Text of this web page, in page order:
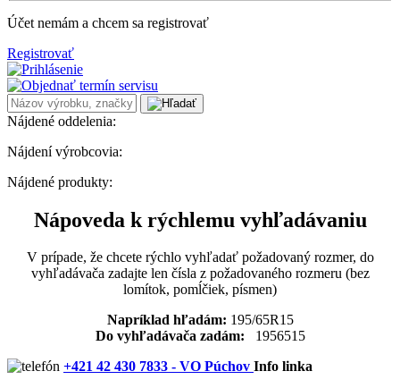
Účet nemám a chcem sa registrovať
Registrovať
Nájdené oddelenia:
Nájdení výrobcovia:
Nájdené produkty:
Nápoveda k rýchlemu vyhľadávaniu
V prípade, že chcete rýchlo vyhľadať požadovaný rozmer, do
vyhľadávača zadajte len čísla z požadovaného rozmeru (bez
lomítok, pomĺčiek, písmen)
Napríklad hľadám: 195/65R15
Do vyhľadávača zadám: 1956515
+421 42 430 7833 - VO Púchov Info linka